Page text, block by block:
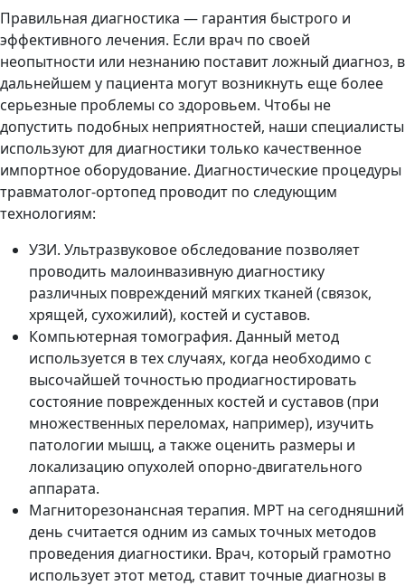
Правильная диагностика — гарантия быстрого и
эффективного лечения. Если врач по своей
неопытности или незнанию поставит ложный диагноз, в
дальнейшем у пациента могут возникнуть еще более
серьезные проблемы со здоровьем. Чтобы не
допустить подобных неприятностей, наши специалисты
используют для диагностики только качественное
импортное оборудование. Диагностические процедуры
травматолог-ортопед проводит по следующим
технологиям:
УЗИ. Ультразвуковое обследование позволяет
проводить малоинвазивную диагностику
различных повреждений мягких тканей (связок,
хрящей, сухожилий), костей и суставов.
Компьютерная томография. Данный метод
используется в тех случаях, когда необходимо с
высочайшей точностью продиагностировать
состояние поврежденных костей и суставов (при
множественных переломах, например), изучить
патологии мышц, а также оценить размеры и
локализацию опухолей опорно-двигательного
аппарата.
Магниторезонансная терапия. МРТ на сегодняшний
день считается одним из самых точных методов
проведения диагностики. Врач, который грамотно
использует этот метод, ставит точные диагнозы в